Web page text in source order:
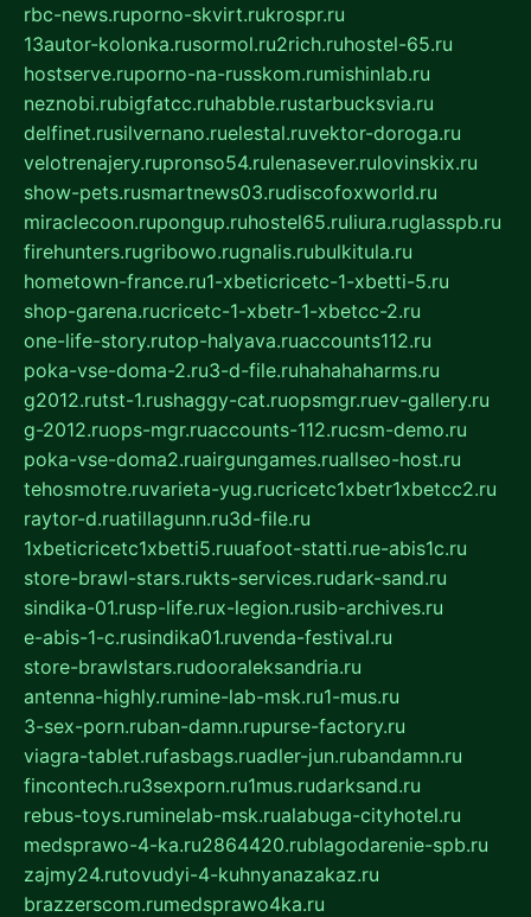
rbc-news.ruporno-skvirt.rukrospr.ru
13autor-kolonka.rusormol.ru2rich.ruhostel-65.ru
hostserve.ruporno-na-russkom.rumishinlab.ru
neznobi.rubigfatcc.ruhabble.rustarbucksvia.ru
delfinet.rusilvernano.ruelestal.ruvektor-doroga.ru
velotrenajery.rupronso54.rulenasever.rulovinskix.ru
show-pets.rusmartnews03.rudiscofoxworld.ru
miraclecoon.rupongup.ruhostel65.ruliura.ruglasspb.ru
firehunters.rugribowo.rugnalis.rubulkitula.ru
hometown-france.ru1-xbeticricetc-1-xbetti-5.ru
shop-garena.rucricetc-1-xbetr-1-xbetcc-2.ru
one-life-story.rutop-halyava.ruaccounts112.ru
poka-vse-doma-2.ru3-d-file.ruhahahaharms.ru
g2012.rutst-1.rushaggy-cat.ruopsmgr.ruev-gallery.ru
g-2012.ruops-mgr.ruaccounts-112.rucsm-demo.ru
poka-vse-doma2.ruairgungames.ruallseo-host.ru
tehosmotre.ruvarieta-yug.rucricetc1xbetr1xbetcc2.ru
raytor-d.ruatillagunn.ru3d-file.ru
1xbeticricetc1xbetti5.ruuafoot-statti.rue-abis1c.ru
store-brawl-stars.rukts-services.rudark-sand.ru
sindika-01.rusp-life.rux-legion.rusib-archives.ru
e-abis-1-c.rusindika01.ruvenda-festival.ru
store-brawlstars.rudooraleksandria.ru
antenna-highly.rumine-lab-msk.ru1-mus.ru
3-sex-porn.ruban-damn.rupurse-factory.ru
viagra-tablet.rufasbags.ruadler-jun.rubandamn.ru
fincontech.ru3sexporn.ru1mus.rudarksand.ru
rebus-toys.ruminelab-msk.rualabuga-cityhotel.ru
medsprawo-4-ka.ru2864420.rublagodarenie-spb.ru
zajmy24.rutovudyi-4-kuhnyanazakaz.ru
brazzerscom.rumedsprawo4ka.ru